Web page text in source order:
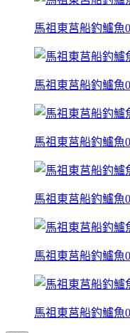
馬祖東莒船釣鱸魚
馬祖東莒船釣鱸魚
馬祖東莒船釣鱸魚
馬祖東莒船釣鱸魚
馬祖東莒船釣鱸魚
馬祖東莒船釣鱸魚